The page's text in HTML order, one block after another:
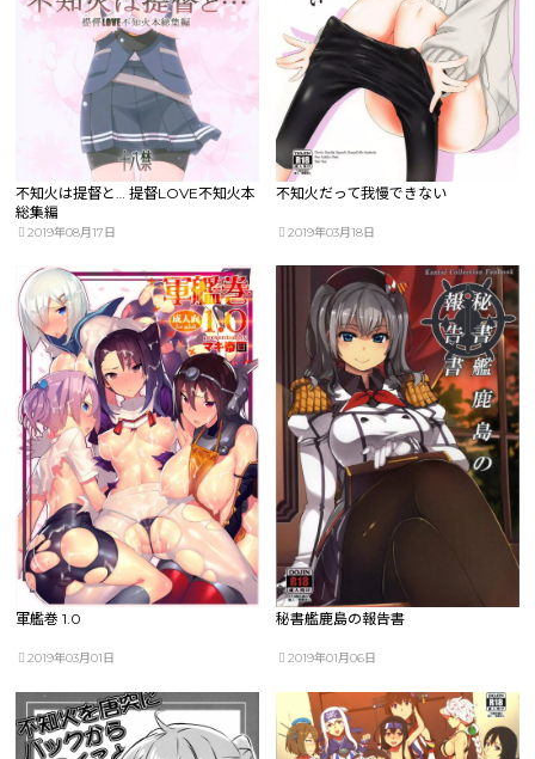
不知火は提督と… 提督LOVE不知火本
総集編
2019年08月17日
不知火だって我慢できない
2019年03月18日
軍艦巻 1.0
2019年03月01日
秘書艦鹿島の報告書
2019年01月06日